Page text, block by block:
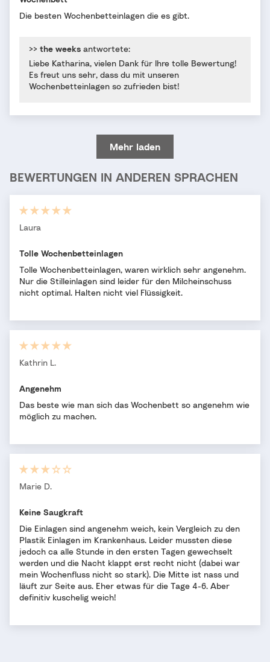
Die besten Wochenbetteinlagen die es gibt.
>> the weeks antwortete:
Liebe Katharina, vielen Dank für Ihre tolle Bewertung!
Es freut uns sehr, dass du mit unseren
Wochenbetteinlagen so zufrieden bist!
Mehr laden
BEWERTUNGEN IN ANDEREN SPRACHEN
Laura
Tolle Wochenbetteinlagen
Tolle Wochenbetteinlagen, waren wirklich sehr angenehm.
Nur die Stilleinlagen sind leider für den Milcheinschuss
nicht optimal. Halten nicht viel Flüssigkeit.
Kathrin L.
Angenehm
Das beste wie man sich das Wochenbett so angenehm wie
möglich zu machen.
Marie D.
Keine Saugkraft
Die Einlagen sind angenehm weich, kein Vergleich zu den
Plastik Einlagen im Krankenhaus. Leider mussten diese
jedoch ca alle Stunde in den ersten Tagen gewechselt
werden und die Nacht klappt erst recht nicht (dabei war
mein Wochenfluss nicht so stark). Die Mitte ist nass und
läuft zur Seite aus. Eher etwas für die Tage 4-6. Aber
definitiv kuschelig weich!